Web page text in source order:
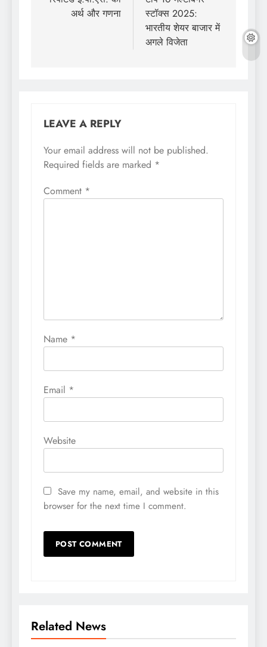
अर्थ और गणना
स्टॉक्स 2025:
भारतीय शेयर बाजार में
अगले विजेता
LEAVE A REPLY
Your email address will not be published.
Required fields are marked *
Comment *
Name *
Email *
Website
Save my name, email, and website in this
browser for the next time I comment.
Related News